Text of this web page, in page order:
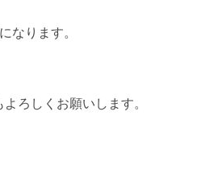
なります。
ろしくお願いします。